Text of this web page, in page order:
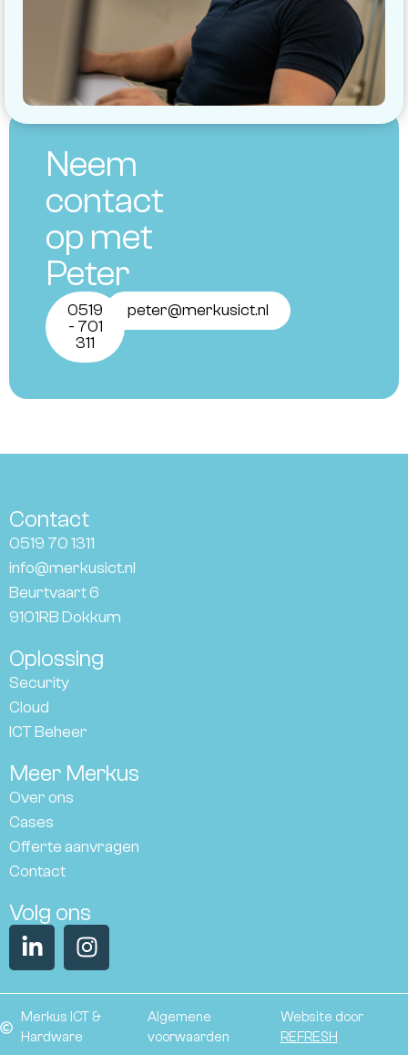
Neem
contact
op met
Peter
0519
- 701
311
peter@merkusict.nl
Contact
0519 70 1311
info@merkusict.nl
Beurtvaart 6
9101RB Dokkum
Oplossing
Security
Cloud
ICT Beheer
Meer Merkus
Over ons
Cases
Offerte aanvragen
Contact
Volg ons
Merkus ICT &
Hardware
Algemene
voorwaarden
Website door
REFRESH